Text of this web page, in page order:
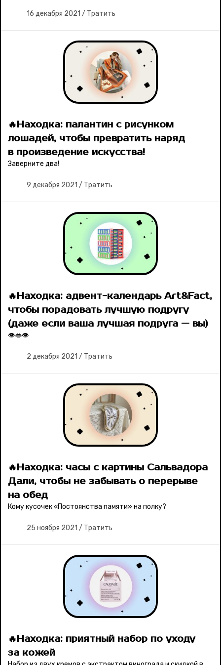
16 декабря 2021 / Тратить
🔥Находка: палантин с рисунком
лошадей, чтобы превратить наряд
в произведение искусства!
Заверните два!
9 декабря 2021 / Тратить
🔥Находка: адвент-календарь Art&Fact,
чтобы порадовать лучшую подругу
(даже если ваша лучшая подруга — вы)
👁👄👁
2 декабря 2021 / Тратить
🔥Находка: часы с картины Сальвадора
Дали, чтобы не забывать о перерыве
на обед
Кому кусочек «Постоянства памяти» на полку?
25 ноября 2021 / Тратить
🔥Находка: приятный набор по уходу
за кожей